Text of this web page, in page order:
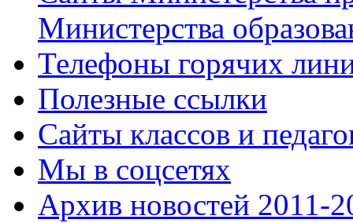
Министерства
Телефоны горячих
Полезные ссылки
Сайты классов и
Мы в соцсетях
Архив новостей 2011-